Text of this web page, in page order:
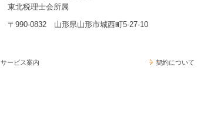
東北税理士会所属
〒990-0832 山形県山形市城西町5-27-10
サービス案内 契約について